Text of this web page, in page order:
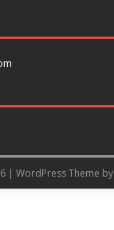
| WordPress Theme by